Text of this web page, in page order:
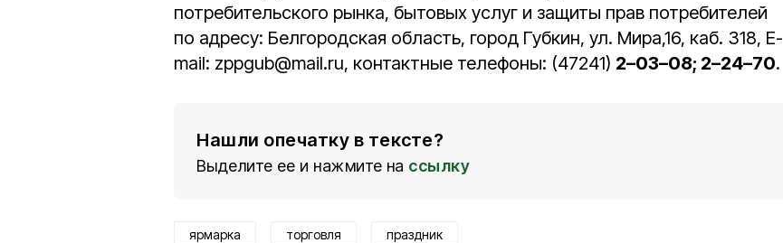
потребительского рынка, бытовых услуг и защиты прав потребителей
по адресу: Белгородская область, город Губкин, ул. Мира,16, каб. 318, E-
mail: zppgub@mail.ru, контактные телефоны: (47241) 2–03–08; 2–24–70.
Нашли опечатку в тексте?
Выделите ее и нажмите на ссылку
ярмарка торговля праздник